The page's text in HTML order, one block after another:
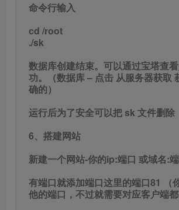
命令行输入
cd /root
./sk
数据库创建结束。可以通过宝塔查
功。（数据库 – 点击 从服务器获取
确的）
运行后为了安全可以把 sk 文件删除
6、搭建网站
新建一个网站-你的ip:端口 或域名:
有端口就添加端口这里的端口81 （
他的端口，不过就需要对应客户端都